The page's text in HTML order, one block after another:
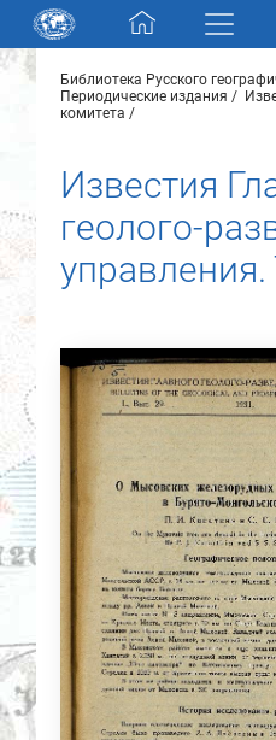
Skip navigation
Разделы и коллекции
Новости
О нас
Контакты
Партнеры
Библиотека Русского
Периодические издания
комитета
Известия
геолого-